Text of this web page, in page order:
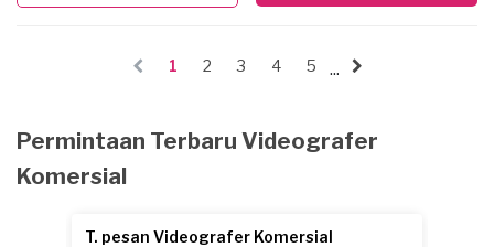
1 2 3 4 5 ...
Permintaan Terbaru Videografer
Komersial
T. pesan Videografer Komersial